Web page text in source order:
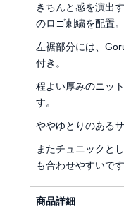
きちんと感を演出
のロゴ刺繍を配置。
左裾部分には、
付き。
程よい厚みのニッ
す。
ややゆとりのある
またチュニックと
も合わせやすいです
商品詳細